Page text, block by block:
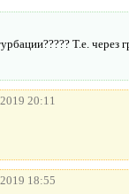
Т.е. через
20:11
18:55